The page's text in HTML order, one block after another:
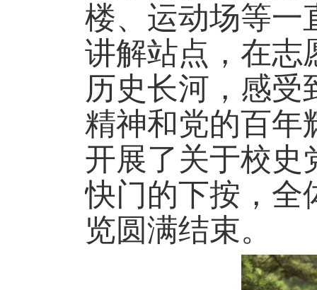
楼、运动场等一
讲解站点，在志
历史长河，感受
精神和党的百年
开展了关于校史
快门的下按，全
览圆满结束。